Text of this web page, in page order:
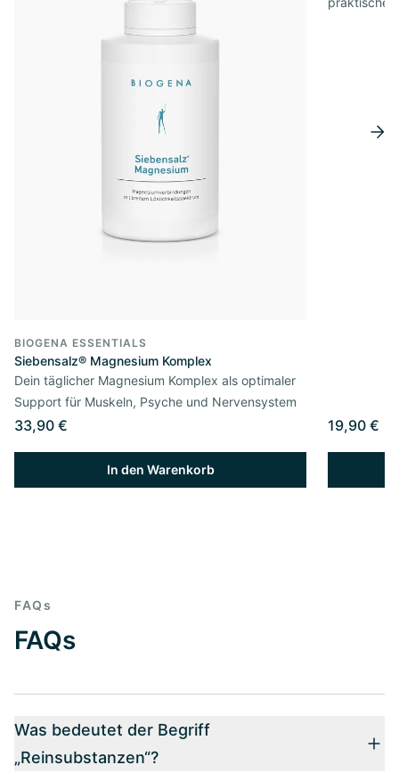
BIOGENA ESSENTIALS
Siebensalz® Magnesium Komplex
Dein täglicher Magnesium Komplex als optimaler
Support für Muskeln, Psyche und Nervensystem
33,90 €
In den Warenkorb
19,90 €
FAQs
FAQs
Was bedeutet der Begriff
„Reinsubstanzen“?